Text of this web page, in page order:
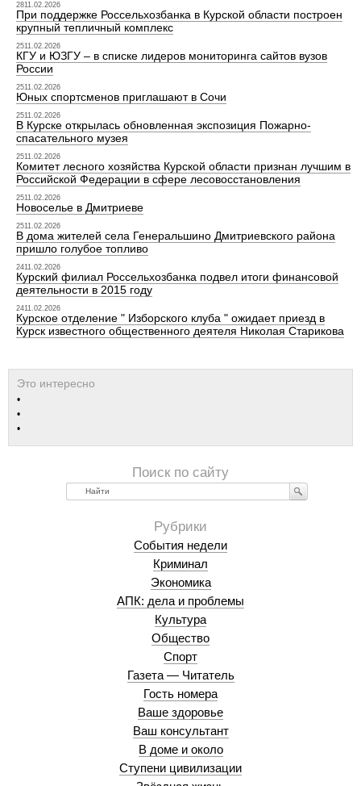
2811.02.2026
При поддержке Россельхозбанка в Курской области построен
крупный тепличный комплекс
2511.02.2026
КГУ и ЮЗГУ – в списке лидеров мониторинга сайтов вузов
России
2511.02.2026
Юных спортсменов приглашают в Сочи
2511.02.2026
В Курске открылась обновленная экспозиция Пожарно-
спасательного музея
2511.02.2026
Комитет лесного хозяйства Курской области признан лучшим в
Российской Федерации в сфере лесовосстановления
2511.02.2026
Новоселье в Дмитриеве
2511.02.2026
В дома жителей села Генеральшино Дмитриевского района
пришло голубое топливо
2411.02.2026
Курский филиал Россельхозбанка подвел итоги финансовой
деятельности в 2015 году
2411.02.2026
Курское отделение " Изборского клуба " ожидает приезд в
Курск известного общественного деятеля Николая Старикова
Найти
События недели
Криминал
Экономика
АПК: дела и проблемы
Культура
Общество
Спорт
Газета — Читатель
Гость номера
Ваше здоровье
Ваш консультант
В доме и около
Ступени цивилизации